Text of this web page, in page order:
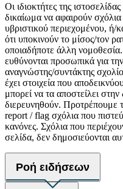
Οι ιδιοκτήτες της
δικαίωμα να αφαιρούν
υβριστικού περιεχομένου, ή/
ότι υποκινούν το μίσος/τον
οποιαδήποτε άλλη
ευθύνονται προσωπικά για
αναγνώστης/συντάκτης
έχει στοιχεία που
μπορεί να τα αποστείλει
διερευνηθούν. Προτρέπουμε
report / flag σχόλια που
κανόνες. Σχόλια που
σελίδα, δεν δημοσιεύονται
Ροή ειδήσεων